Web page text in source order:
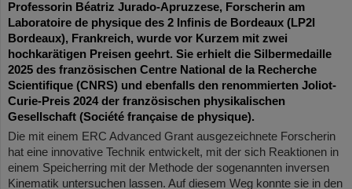
Professorin Béatriz Jurado-Apruzzese, Forscherin am
Laboratoire de physique des 2 Infinis de Bordeaux (LP2I
Bordeaux), Frankreich, wurde vor Kurzem mit zwei
hochkarätigen Preisen geehrt. Sie erhielt die Silbermedaille
2025 des französischen Centre National de la Recherche
Scientifique (CNRS) und ebenfalls den renommierten Joliot-
Curie-Preis 2024 der französischen physikalischen
Gesellschaft (Société française de physique).
Die mit einem ERC Advanced Grant ausgezeichnete Forscherin
hat eine innovative Technik entwickelt, mit der sich Reaktionen in
einem Speicherring mit der Methode der sogenannten inversen
Kinematik untersuchen lassen. Auf diesem Weg konnte sie in den